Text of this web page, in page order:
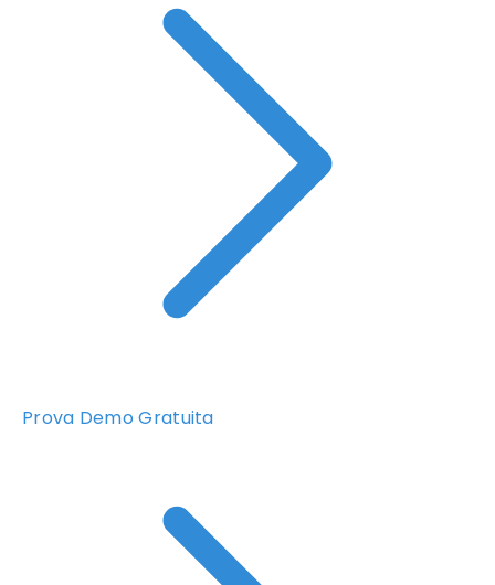
Prova Demo Gratuita